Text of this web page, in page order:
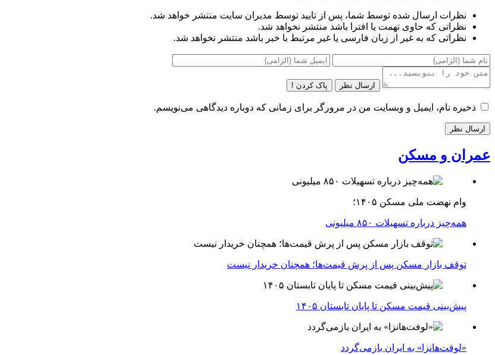
نظرات ارسال شده توسط شما، پس از تایید توسط مدیران سایت منتشر خواهد شد.
نظراتی که حاوی تهمت یا افترا باشد منتشر نخواهد شد.
نظراتی که به غیر از زبان فارسی یا غیر مرتبط با خبر باشد منتشر نخواهد شد.
ارسال نظر پاک کردن !
ذخیره نام، ایمیل و وبسایت من در مرورگر برای زمانی که دوباره دیدگاهی می‌نویسم.
عمران و مسکن
وام نهضت ملی مسکن ۱۴۰۵؛
همه‌چیز درباره تسهیلات ۸۵۰ میلیونی
توقف بازار مسکن پس از پرش قیمت‌ها؛ همچنان خریدار نیست
پیش‌بینی قیمت مسکن تا پایان تابستان ۱۴۰۵
«لوفت‌هانزا» به ایران بازمی‌گردد